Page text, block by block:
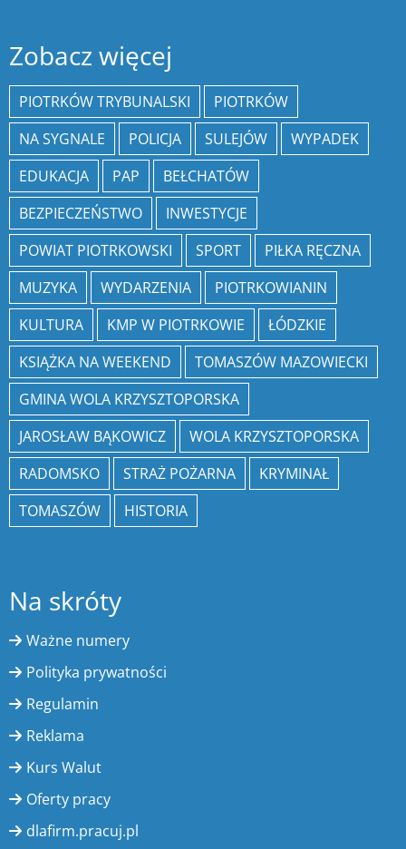
Zobacz więcej
PIOTRKÓW TRYBUNALSKI
PIOTRKÓW
NA SYGNALE
POLICJA SULEJÓW
WYPADEK
EDUKACJA
PAP
BEŁCHATÓW
BEZPIECZEŃSTWO
INWESTYCJE
POWIAT PIOTRKOWSKI
SPORT
PIŁKA RĘCZNA
MUZYKA
WYDARZENIA
PIOTRKOWIANIN
KULTURA
KMP W PIOTRKOWIE
ŁÓDZKIE
KSIĄŻKA NA WEEKEND
TOMASZÓW MAZOWIECKI
GMINA WOLA KRZYSZTOPORSKA
JAROSŁAW BĄKOWICZ
WOLA KRZYSZTOPORSKA
RADOMSKO
STRAŻ POŻARNA
KRYMINAŁ
TOMASZÓW
HISTORIA
Na skróty
Ważne numery
Polityka prywatności
Regulamin
Reklama
Kurs Walut
Oferty pracy
dlafirm.pracuj.pl